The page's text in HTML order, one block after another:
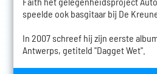
speelde ook basgitaar bij De
In 2007 schreef hij zijn eerste
Antwerps, getiteld "Dagget Wet".